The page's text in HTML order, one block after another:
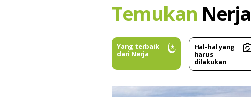
Temukan Nerja
Yang terbaik
dari Nerja
Hal-hal yang
harus
dilakukan